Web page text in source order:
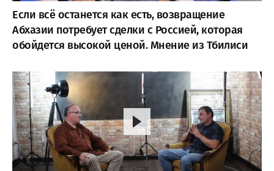
Если всё останется как есть, возвращение
Абхазии потребует сделки с Россией, которая
обойдется высокой ценой. Мнение из Тбилиси